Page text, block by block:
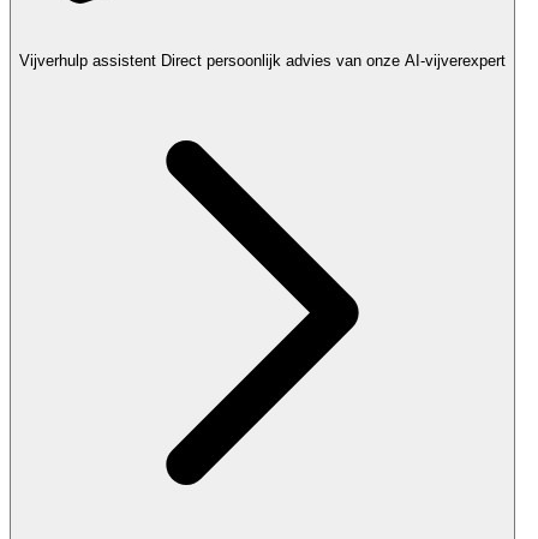
Vijverhulp assistent Direct persoonlijk advies van onze AI-vijverexpert